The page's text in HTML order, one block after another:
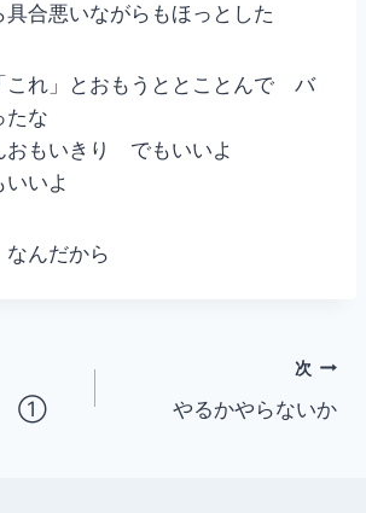
具合悪いながらもほっとした
れ」とおもうととことんで バ
たな
もいきり でもいいよ
いよ
んだから
①
次
やるかやらないか